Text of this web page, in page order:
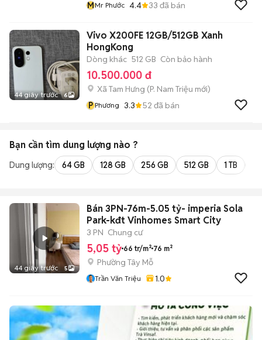
MMr Phước 4.4 33 đã bán
44 giây trước 6
Vivo X200FE 12GB/512GB Xanh
HongKong
Dòng khác 512 GB Còn bảo hành
10.500.000 đ
Xã Tam Hưng (P. Nam Triệu mới)
P Phương 3.3 52 đã bán
Bạn cần tìm dung lượng nào ?
Dung lượng: 64 GB 128 GB 256 GB 512 GB 1 TB
44 giây trước 5
Bán 3PN-76m-5.05 tỷ- imperia Sola
Park-kđt Vinhomes Smart City
3 PN Chung cư
5,05 tỷ 66 tr/m² 76 m²
Phường Tây Mỗ
Trần Văn Triệu 1.0